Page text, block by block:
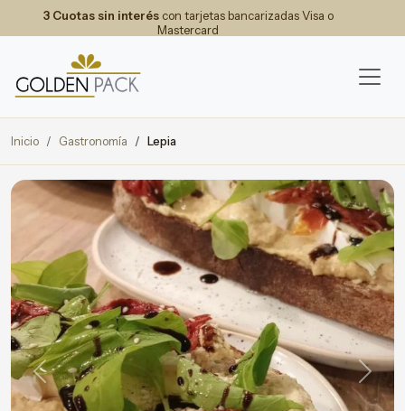
3 Cuotas sin interéscon tarjetas bancarizadas Visa o
Mastercard
Inicio Gastronomía Lepia
Previous Next